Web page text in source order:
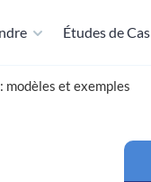
Études de Cas
modèles et exemples